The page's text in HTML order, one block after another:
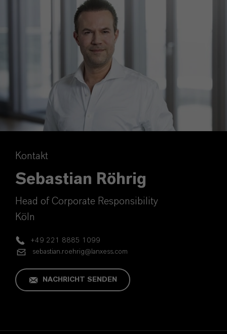
Kontakt
Sebastian Röhrig
Head of Corporate Responsibility
Köln
+49 221 8885 1099
sebastian.roehrig@lanxess.com
NACHRICHT SENDEN